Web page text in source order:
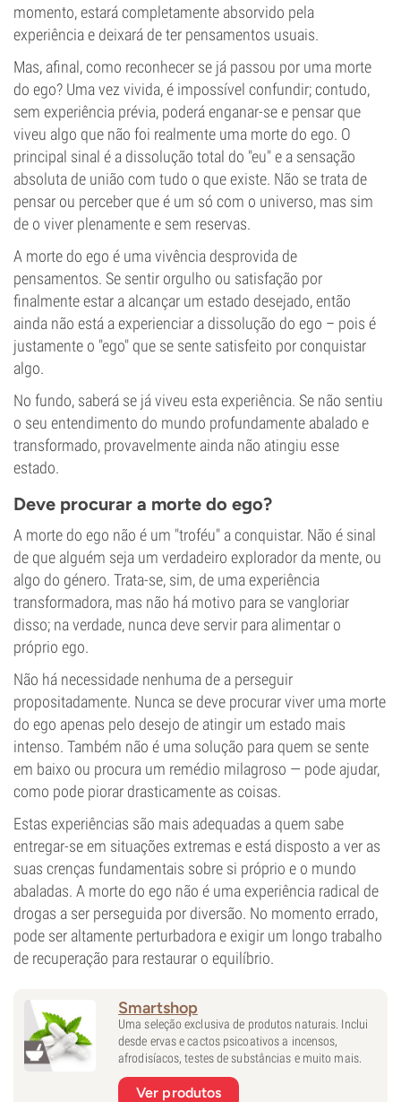
momento, estará completamente absorvido pela
experiência e deixará de ter pensamentos usuais.
Mas, afinal, como reconhecer se já passou por uma morte
do ego? Uma vez vivida, é impossível confundir; contudo,
sem experiência prévia, poderá enganar-se e pensar que
viveu algo que não foi realmente uma morte do ego. O
principal sinal é a dissolução total do "eu" e a sensação
absoluta de união com tudo o que existe. Não se trata de
pensar ou perceber que é um só com o universo, mas sim
de o viver plenamente e sem reservas.
A morte do ego é uma vivência desprovida de
pensamentos. Se sentir orgulho ou satisfação por
finalmente estar a alcançar um estado desejado, então
ainda não está a experienciar a dissolução do ego – pois é
justamente o "ego" que se sente satisfeito por conquistar
algo.
No fundo, saberá se já viveu esta experiência. Se não sentiu
o seu entendimento do mundo profundamente abalado e
transformado, provavelmente ainda não atingiu esse
estado.
Deve procurar a morte do ego?
A morte do ego não é um "troféu" a conquistar. Não é sinal
de que alguém seja um verdadeiro explorador da mente, ou
algo do género. Trata-se, sim, de uma experiência
transformadora, mas não há motivo para se vangloriar
disso; na verdade, nunca deve servir para alimentar o
próprio ego.
Não há necessidade nenhuma de a perseguir
propositadamente. Nunca se deve procurar viver uma morte
do ego apenas pelo desejo de atingir um estado mais
intenso. Também não é uma solução para quem se sente
em baixo ou procura um remédio milagroso — pode ajudar,
como pode piorar drasticamente as coisas.
Estas experiências são mais adequadas a quem sabe
entregar-se em situações extremas e está disposto a ver as
suas crenças fundamentais sobre si próprio e o mundo
abaladas. A morte do ego não é uma experiência radical de
drogas a ser perseguida por diversão. No momento errado,
pode ser altamente perturbadora e exigir um longo trabalho
de recuperação para restaurar o equilíbrio.
Smartshop
Uma seleção exclusiva de produtos naturais. Inclui
desde ervas e cactos psicoativos a incensos,
afrodisíacos, testes de substâncias e muito mais.
Ver produtos